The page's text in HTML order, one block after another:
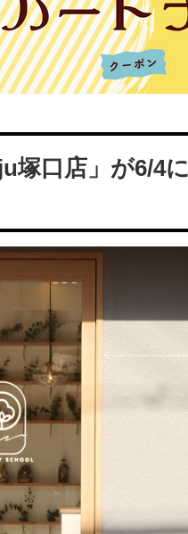
口店」が6/4